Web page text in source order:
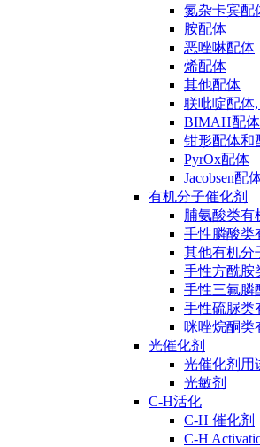
氮杂卡宾配
胺配体
恶唑啉配体
烯配体
其他配体
联吡啶配体
BIMAH配体
钳形配体和
PyrOx配体
Jacobsen配
有机分子催化剂
脯氨酸类有
手性膦酸类
其他有机分
手性方酰胺
手性三氟膦
手性硫脲类
咪唑烷酮类
光催化剂
光催化剂用
光敏剂
C-H活化
C-H 催化剂
C-H